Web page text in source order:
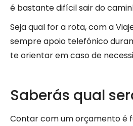
é bastante difícil sair do
Seja qual for a rota, com a
sempre apoio telefónico
te orientar em caso de
Saberás qual
Contar com um orçamento é